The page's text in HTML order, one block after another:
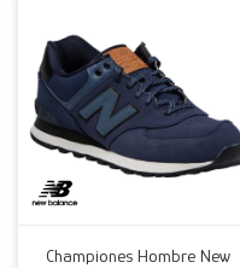
Championes Hombre New